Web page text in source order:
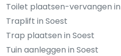
Toilet plaatsen-vervangen
Traplift in Soest
Trap plaatsen in Soest
Tuin aanleggen in Soest